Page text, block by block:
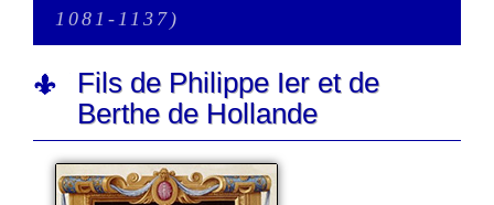
1081-1137)
Fils de Philippe Ier et de
Berthe de Hollande